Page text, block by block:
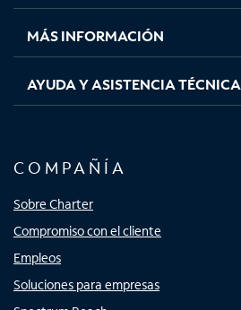
nuevanuevanuevanueva
MÁS INFORMACIÓN
AYUDA Y ASISTENCIA TÉCNICA
COMPAÑÍA
Sobre Charter
Compromiso con el cliente
Empleos
Soluciones para empresas